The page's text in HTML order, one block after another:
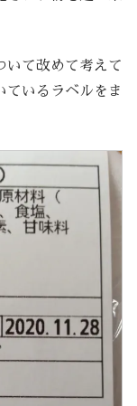
いて改めて考えて
ているラベルをま